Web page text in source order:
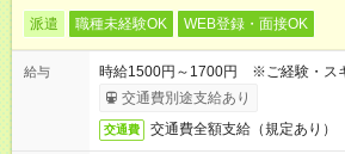
派遣 職種未経験OK WEB登録・面接OK
給与
時給1500円～1700円 ※ご経験・ス
交通費別途支給あり
交通費 交通費全額支給（規定あり）